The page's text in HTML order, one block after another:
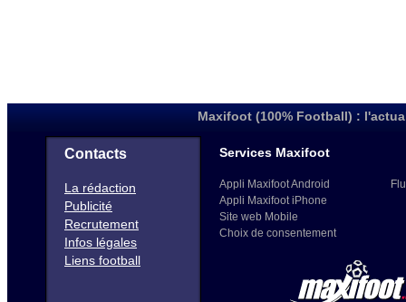
Maxifoot (100% Football) :
Contacts
La rédaction
Publicité
Recrutement
Infos légales
Liens football
Services Maxifoot
Appli Maxifoot Android
Appli Maxifoot iPhone
Site web Mobile
Choix de consentement